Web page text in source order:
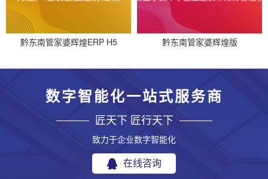
黔东南管家婆辉煌ERP H5 黔东南管家婆辉煌版
数字智能化一站式服务商
匠天下 匠行天下
致力于企业数字智能化
在线咨询